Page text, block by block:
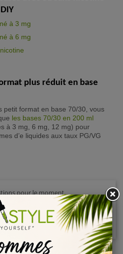
à 3 mg
à 6 mg
plus réduit en base
petit format en base 70/30, vous
les bases 70/30 en 200 ml
à 3 mg, 6 mg, 12 mg) pour
d’e liquides aux taux PG/VG
pour le moment.
une question